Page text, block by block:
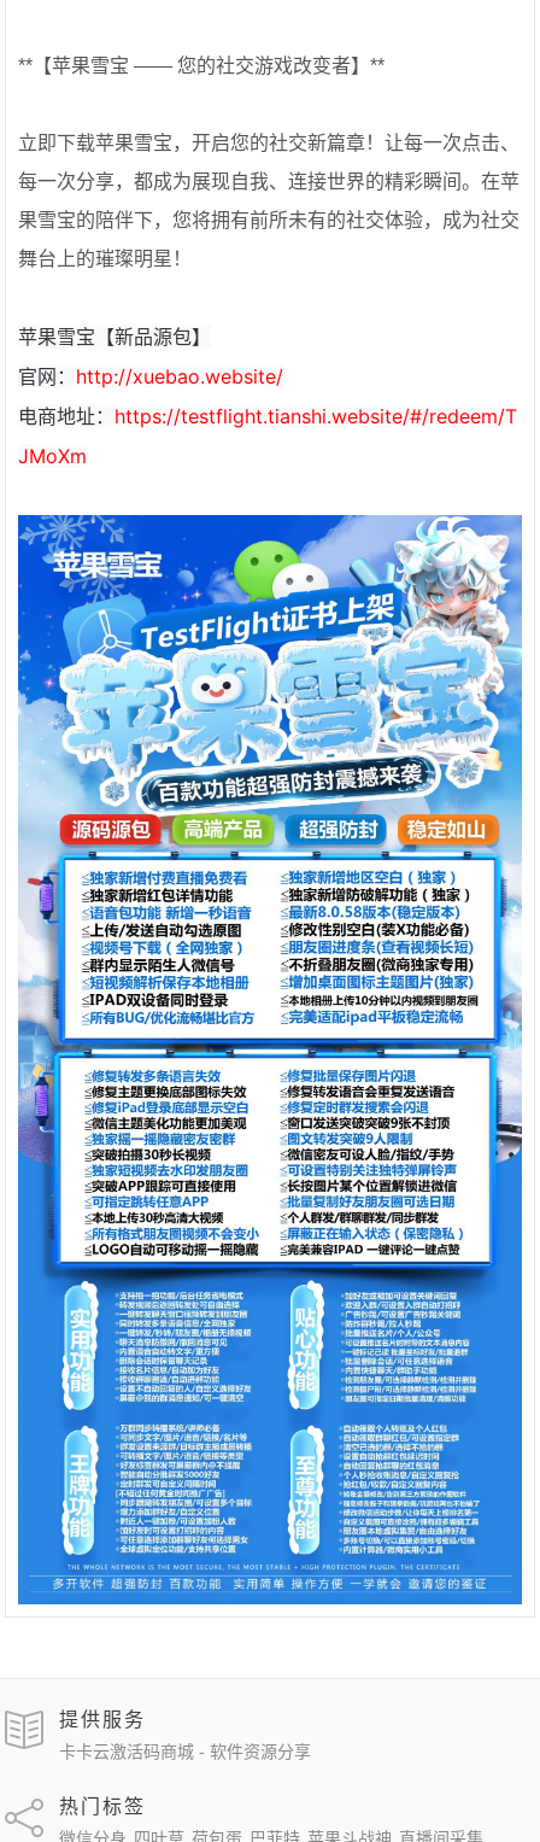
**【苹果雪宝 —— 您的社交游戏改变者】**
立即下载苹果雪宝，开启您的社交新篇章！让每一次点击、
每一次分享，都成为展现自我、连接世界的精彩瞬间。在苹
果雪宝的陪伴下，您将拥有前所未有的社交体验，成为社交
舞台上的璀璨明星！
苹果雪宝【新品源包】
官网： http://xuebao.website/
电商地址： https://testflight.tianshi.website/#/redeem/T
JMoXm
提供服务
卡卡云激活码商城 - 软件资源分享
热门标签